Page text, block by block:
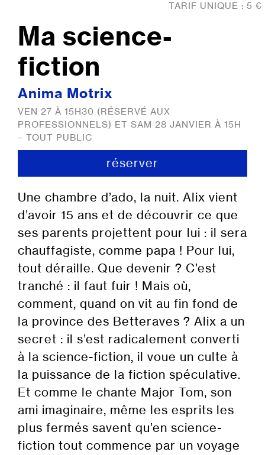
Ma science-
fiction
Anima Motrix
VEN 27 À 15H30 (RÉSERVÉ AUX
PROFESSIONNELS) ET SAM 28 JANVIER À 15H
– TOUT PUBLIC
réserver
Une chambre d’ado, la nuit. Alix vient
d’avoir 15 ans et de découvrir ce que
ses parents projettent pour lui : il sera
chauffagiste, comme papa ! Pour lui,
tout déraille. Que devenir ? C’est
tranché : il faut fuir ! Mais où,
comment, quand on vit au fin fond de
la province des Betteraves ? Alix a un
secret : il s’est radicalement converti
à la science-fiction, il voue un culte à
la puissance de la fiction spéculative.
Et comme le chante Major Tom, son
ami imaginaire, même les esprits les
plus fermés savent qu’en science-
fiction tout commence par un voyage
TARIF UNIQUE : 5 €